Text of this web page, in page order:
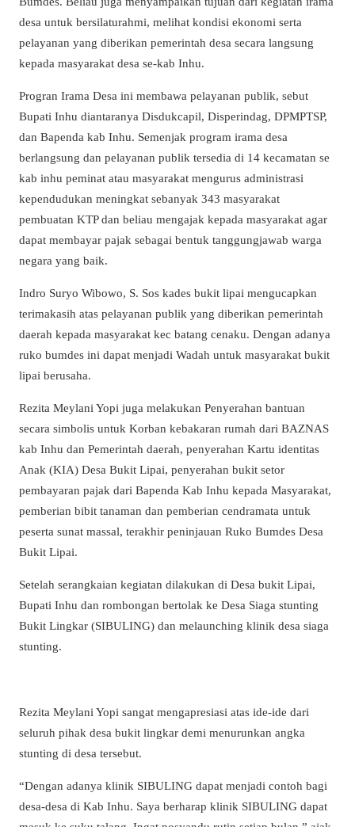
desa untuk bersilaturahmi, melihat kondisi ekonomi serta
pelayanan yang diberikan pemerintah desa secara langsung
kepada masyarakat desa se-kab Inhu.
Progran Irama Desa ini membawa pelayanan publik, sebut
Bupati Inhu diantaranya Disdukcapil, Disperindag, DPMPTSP,
dan Bapenda kab Inhu. Semenjak program irama desa
berlangsung dan pelayanan publik tersedia di 14 kecamatan se
kab inhu peminat atau masyarakat mengurus administrasi
kependudukan meningkat sebanyak 343 masyarakat
pembuatan KTP dan beliau mengajak kepada masyarakat agar
dapat membayar pajak sebagai bentuk tanggungjawab warga
negara yang baik.
Indro Suryo Wibowo, S. Sos kades bukit lipai mengucapkan
terimakasih atas pelayanan publik yang diberikan pemerintah
daerah kepada masyarakat kec batang cenaku. Dengan adanya
ruko bumdes ini dapat menjadi Wadah untuk masyarakat bukit
lipai berusaha.
Rezita Meylani Yopi juga melakukan Penyerahan bantuan
secara simbolis untuk Korban kebakaran rumah dari BAZNAS
kab Inhu dan Pemerintah daerah, penyerahan Kartu identitas
Anak (KIA) Desa Bukit Lipai, penyerahan bukit setor
pembayaran pajak dari Bapenda Kab Inhu kepada Masyarakat,
pemberian bibit tanaman dan pemberian cendramata untuk
peserta sunat massal, terakhir peninjauan Ruko Bumdes Desa
Bukit Lipai.
Setelah serangkaian kegiatan dilakukan di Desa bukit Lipai,
Bupati Inhu dan rombongan bertolak ke Desa Siaga stunting
Bukit Lingkar (SIBULING) dan melaunching klinik desa siaga
stunting.
Rezita Meylani Yopi sangat mengapresiasi atas ide-ide dari
seluruh pihak desa bukit lingkar demi menurunkan angka
stunting di desa tersebut.
“Dengan adanya klinik SIBULING dapat menjadi contoh bagi
desa-desa di Kab Inhu. Saya berharap klinik SIBULING dapat